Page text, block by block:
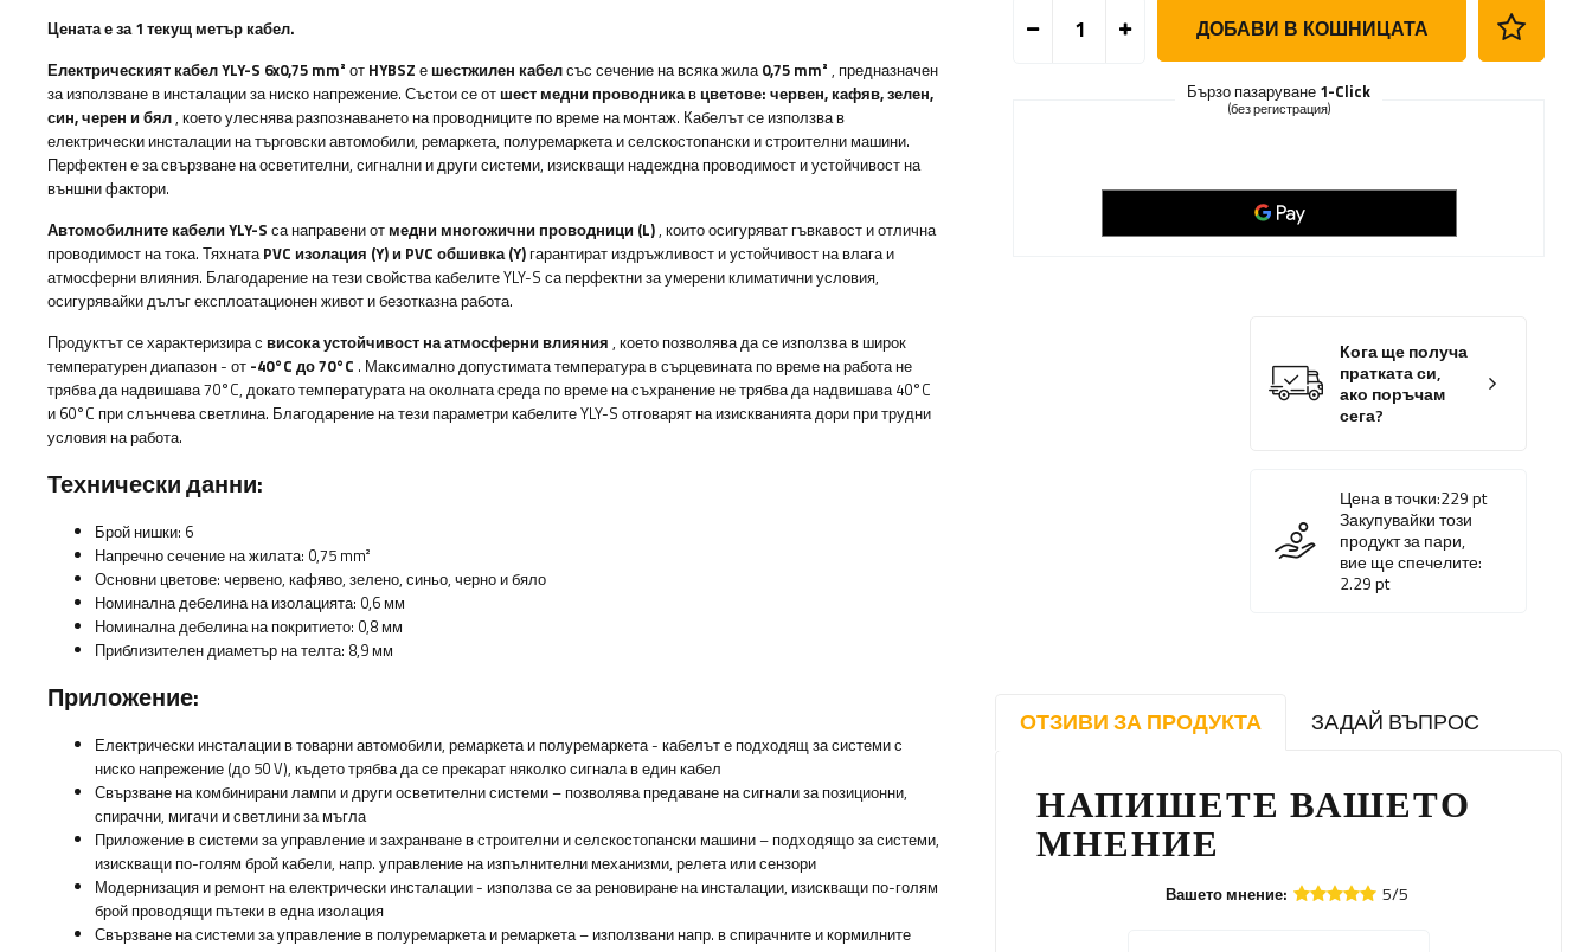
ДОБАВИ В КОШНИЦАТА
Бързо пазаруване 1-Click
(без регистрация)
Кога ще получа
пратката си,
ако поръчам
сега?
Цена в точки:229pt
Закупувайки този
продукт за пари,
вие ще спечелите:
2.29pt
ОТЗИВИ ЗА ПРОДУКТА ЗАДАЙ ВЪПРОС
НАПИШЕТЕ ВАШЕТО
МНЕНИЕ
Вашето мнение: 5/5
Цената е за 1 текущ метър кабел.
Електрическият кабел YLY-S 6x0,75 mm² от HYBSZ е шестжилен кабелсъс сечение на всяка жила0,75 mm² , предназначен
за използване в инсталации за ниско напрежение. Състои се от шест медни проводникав цветове: червен, кафяв, зелен,
син, черен и бял, което улеснява разпознаването на проводниците по време на монтаж. Кабелът се използва в
електрически инсталации на търговски автомобили, ремаркета, полуремаркета и селскостопански и строителни машини.
Перфектен е за свързване на осветителни, сигнални и други системи, изискващи надеждна проводимост и устойчивост на
външни фактори.
Автомобилните кабели YLY-S са направени от медни многожични проводници (L), които осигуряват гъвкавост и отлична
проводимост на тока. ТяхнатаPVC изолация (Y) и PVC обшивка (Y) гарантират издръжливост и устойчивост на влага и
атмосферни влияния. Благодарение на тези свойства кабелите YLY-S са перфектни за умерени климатични условия,
осигурявайки дълъг експлоатационен живот и безотказна работа.
Продуктът се характеризира с висока устойчивост на атмосферни влияния , което позволява да се използва в широк
температурен диапазон - от -40°C до 70°C . Максимално допустимата температура в сърцевината по време на работа не
трябва да надвишава 70°C, докато температурата на околната среда по време на съхранение не трябва да надвишава 40°C
и 60°C при слънчева светлина. Благодарение на тези параметри кабелите YLY-S отговарят на изискванията дори при трудни
условия на работа.
Технически данни:
Брой нишки: 6
Напречно сечение на жилата: 0,75 mm²
Основни цветове: червено, кафяво, зелено, синьо, черно и бяло
Номинална дебелина на изолацията: 0,6 мм
Номинална дебелина на покритието: 0,8 мм
Приблизителен диаметър на телта: 8,9 мм
Приложение:
Електрически инсталации в товарни автомобили, ремаркета и полуремаркета - кабелът е подходящ за системи с
ниско напрежение (до 50 V), където трябва да се прекарат няколко сигнала в един кабел
Свързване на комбинирани лампи и други осветителни системи – позволява предаване на сигнали за позиционни,
спирачни, мигачи и светлини за мъгла
Приложение в системи за управление и захранване в строителни и селскостопански машини – подходящо за системи,
изискващи по-голям брой кабели, напр. управление на изпълнителни механизми, релета или сензори
Модернизация и ремонт на електрически инсталации - използва се за реновиране на инсталации, изискващи по-голям
брой проводящи пътеки в една изолация
Свързване на системи за управление в полуремаркета и ремаркета – използвани напр. в спирачните и кормилните